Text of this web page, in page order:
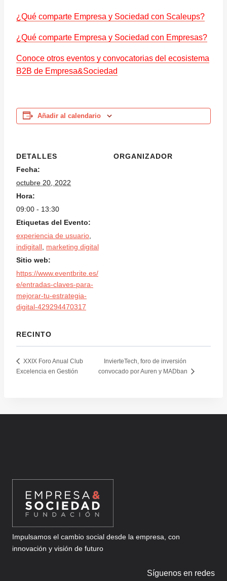
¿Qué comparte Empresa y Sociedad con Scaleups?
¿Qué comparte Empresa y Sociedad con Empresas?
Conoce otros eventos y convocatorias del ecosistema
B2B de Empresa&Sociedad
Añadir al calendario
DETALLES
Fecha:
octubre 20, 2022
Hora:
09:00 - 13:30
Etiquetas del Evento:
experiencia de usuario
indigitall marketing digital
Sitio web:
https://www.eventbrite.es/
e/entradas-claves-para-
mejorar-tu-estrategia-
digital-429294470317
ORGANIZADOR
RECINTO
XXIX Foro Anual Club
Excelencia en Gestión
InvierteTech, foro de inversión
convocado por Auren y MADban
Impulsamos el cambio social desde la empresa, con
innovación y visión de futuro
Síguenos en redes